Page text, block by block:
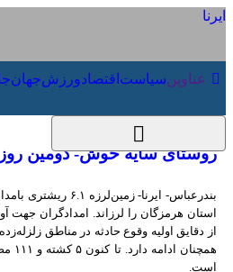
عناوین‌ سیاست اقتصاد ورزش
روستای سایه خوش- دومین
هرمزگان را لرزاند. امدادگران جهت آواربرداری و
وقوع حادثه در مناطق زلزله‌زده حضور پیدا